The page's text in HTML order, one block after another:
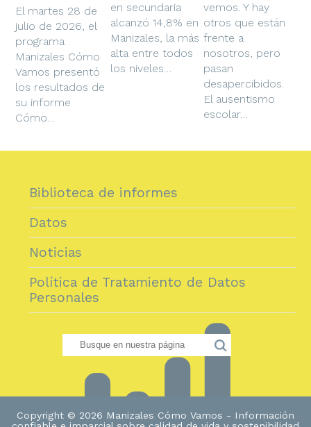
El martes 28 de
julio de 2026, el
programa
Manizales Cómo
Vamos presentó
los resultados de
su informe
Cómo…
en secundaria
alcanzó 14,8% en
Manizales, la más
alta entre todos
los niveles…
vemos. Y hay
otros que están
frente a
nosotros, pero
pasan
desapercibidos.
El ausentismo
escolar…
Biblioteca de informes
Datos
Noticias
Política de Tratamiento de Datos
Personales
Copyright © 2026 Manizales Cómo Vamos - Información